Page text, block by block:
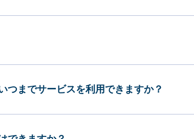
つまでサービスを利用できますか？